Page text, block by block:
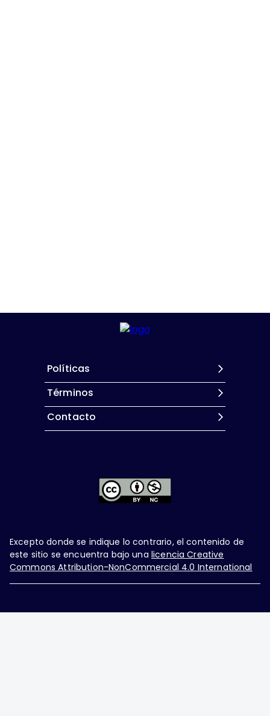
Políticas
Términos
Contacto
Excepto donde se indique lo contrario, el contenido de
este sitio se encuentra bajo una licencia Creative
Commons Attribution-NonCommercial 4.0 International